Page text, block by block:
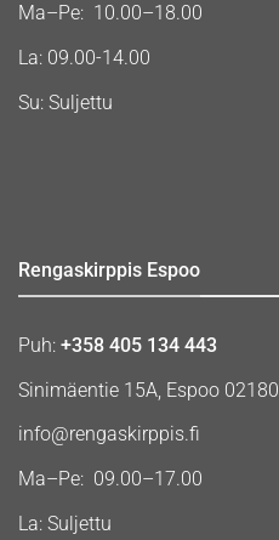
Ma–Pe: 10.00–18.00
La: 09.00-14.00
Su: Suljettu
Rengaskirppis Espoo
Puh: +358 405 134 443
Sinimäentie 15A, Espoo 02180
info@rengaskirppis.fi
Ma–Pe: 09.00–17.00
La: Suljettu